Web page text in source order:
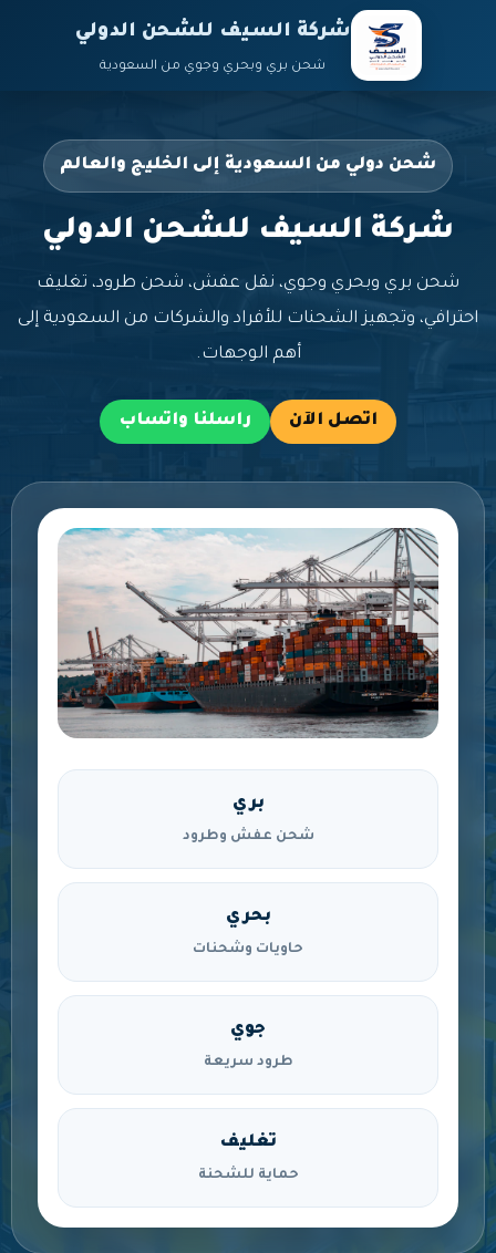
شركة السيف للشحن الدولي
شحن بري وبحري وجوي من السعودية
شحن دولي من السعودية إلى الخليج والعالم
شركة السيف للشحن الدولي
شحن بري وبحري وجوي، نقل عفش، شحن طرود، تغليف
احترافي، وتجهيز الشحنات للأفراد والشركات من السعودية إلى
أهم الوجهات.
اتصل الآن راسلنا واتساب
بري
شحن عفش وطرود
بحري
حاويات وشحنات
جوي
طرود سريعة
تغليف
حماية للشحنة